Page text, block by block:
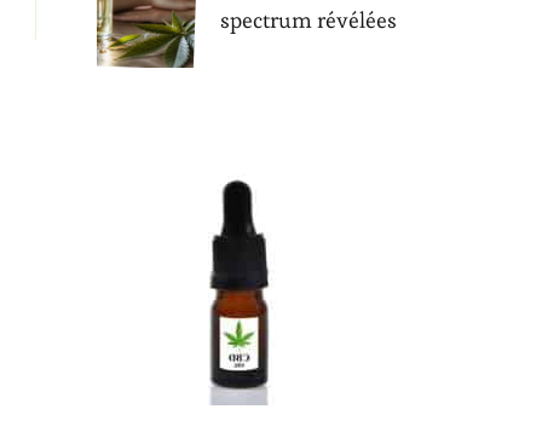
spectrum révélées